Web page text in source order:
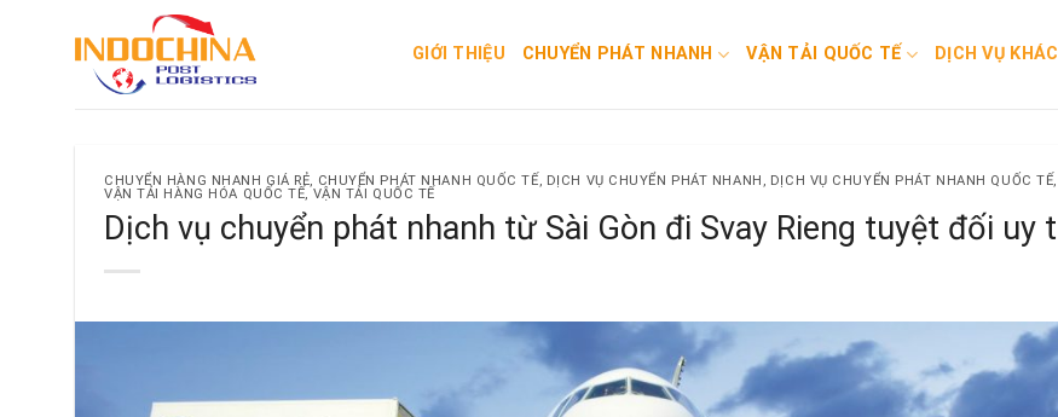
GIỚI THIỆU CHUYỂN PHÁT NHANH VẬN TẢI QUỐC TẾ DỊCH VỤ KHÁC
CHUYỂN HÀNG NHANH GIÁ RẺ, CHUYỂN PHÁT NHANH QUỐC TẾ, DỊCH VỤ CHUYỂN PHÁT NHANH , DỊCH VỤ CHUYỂN PHÁT NHANH QUỐC TẾ,
VẬN TẢI HÀNG HÓA QUỐC TẾ, VẬN TẢI QUỐC TẾ
Dịch vụ chuyển phát nhanh từ Sài Gòn đi Svay Rieng tuyệt đối uy